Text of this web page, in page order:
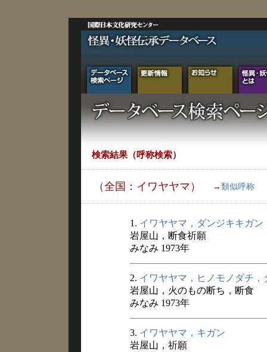
検索結果（呼称検索）
（全国：イワヤヤマ） → 類似呼称
1. イワヤヤマ，ダンジキキガン
岩屋山，断食祈願
みなみ 1973年
2. イワヤヤマ，ヒノモノダチ，
岩屋山，火のもの断ち，断食
みなみ 1973年
3. イワヤヤマ，キガン
岩屋山，祈願